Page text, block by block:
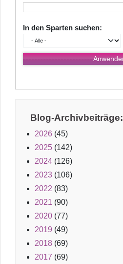
In den Sparten suchen:
Blog-Archivbeiträge:
2026 (45)
2025 (142)
2024 (126)
2023 (106)
2022 (83)
2021 (90)
2020 (77)
2019 (49)
2018 (69)
2017 (69)